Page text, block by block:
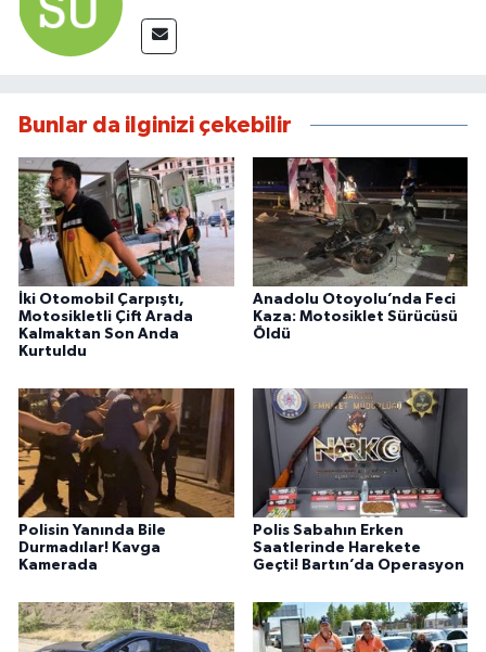
Bunlar da ilginizi çekebilir
İki Otomobil Çarpıştı,
Motosikletli Çift Arada
Kalmaktan Son Anda
Kurtuldu
Anadolu Otoyolu’nda Feci
Kaza: Motosiklet Sürücüsü
Öldü
Polisin Yanında Bile
Durmadılar! Kavga
Kamerada
Polis Sabahın Erken
Saatlerinde Harekete
Geçti! Bartın’da Operasyon